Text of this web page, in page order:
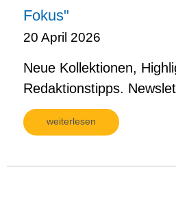
Fokus"
20 April 2026
Neue Kollektionen,
Redaktionstipps.
weiterlesen